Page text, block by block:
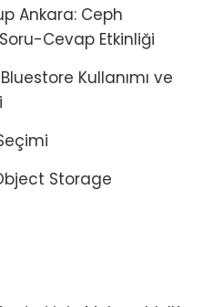
Ankara: Ceph
Cevap Etkinliği
Kullanımı ve
Storage